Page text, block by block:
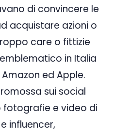
di convincere le
acquistare azioni o
care o fittizie
in Italia
ed Apple.
sui social
e video di
influencer,